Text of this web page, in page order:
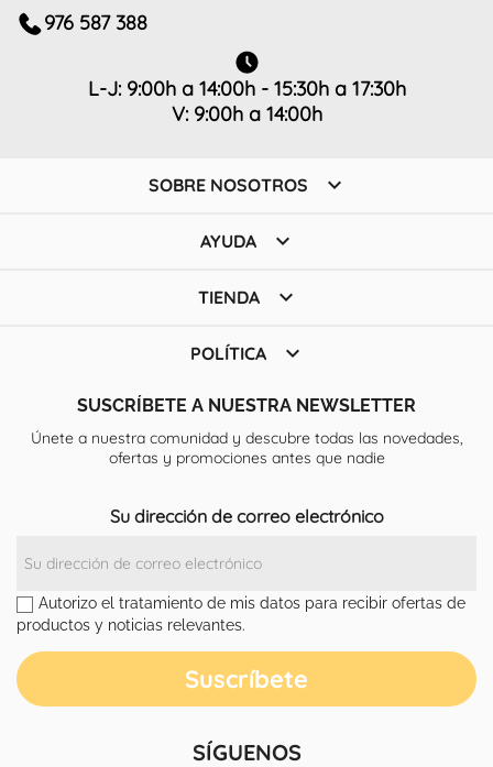
976 587 388
L-J: 9:00h a 14:00h - 15:30h a 17:30h
V: 9:00h a 14:00h
SOBRE NOSOTROS 
AYUDA 
TIENDA 
POLÍTICA 
SUSCRÍBETE A NUESTRA NEWSLETTER
Únete a nuestra comunidad y descubre todas las novedades,
ofertas y promociones antes que nadie
Su dirección de correo electrónico
Autorizo el tratamiento de mis datos para recibir ofertas de
productos y noticias relevantes.
SÍGUENOS